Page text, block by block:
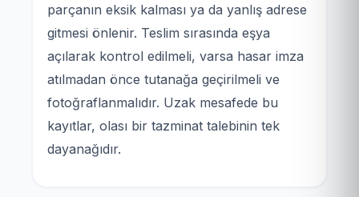
parçanın eksik kalması ya da yanlış adrese
gitmesi önlenir. Teslim sırasında eşya
açılarak kontrol edilmeli, varsa hasar imza
atılmadan önce tutanağa geçirilmeli ve
fotoğraflanmalıdır. Uzak mesafede bu
kayıtlar, olası bir tazminat talebinin tek
dayanağıdır.